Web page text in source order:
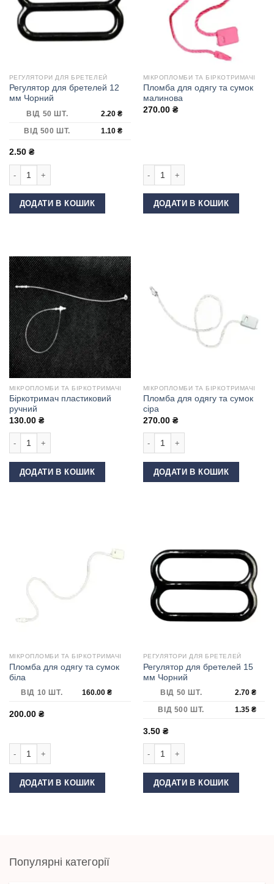
РЕГУЛЯТОРИ ДЛЯ БРЕТЕЛЕЙ
Регулятор для бретелей 12
мм Чорний
ВІД 50 ШТ. 2.20₴
ВІД 500 ШТ.
1.10₴
2.50 ₴
ДОДАТИ В КОШИК
МІКРОПЛОМБИ ТА БІРКОТРИМАЧІ
Пломба для одягу та сумок
малинова
270.00 ₴
ДОДАТИ В КОШИК
МІКРОПЛОМБИ ТА БІРКОТРИМАЧІ
Біркотримач пластиковий
ручний
130.00 ₴
ДОДАТИ В КОШИК
МІКРОПЛОМБИ ТА БІРКОТРИМАЧІ
Пломба для одягу та сумок
сіра
270.00 ₴
ДОДАТИ В КОШИК
МІКРОПЛОМБИ ТА БІРКОТРИМАЧІ
Пломба для одягу та сумок
біла
ВІД 10 ШТ. 160.00 ₴
200.00 ₴
ДОДАТИ В КОШИК
РЕГУЛЯТОРИ ДЛЯ БРЕТЕЛЕЙ
Регулятор для бретелей 15
мм Чорний
ВІД 50 ШТ. 2.70₴
ВІД 500 ШТ.
1.35₴
3.50 ₴
ДОДАТИ В КОШИК
Популярні категорії